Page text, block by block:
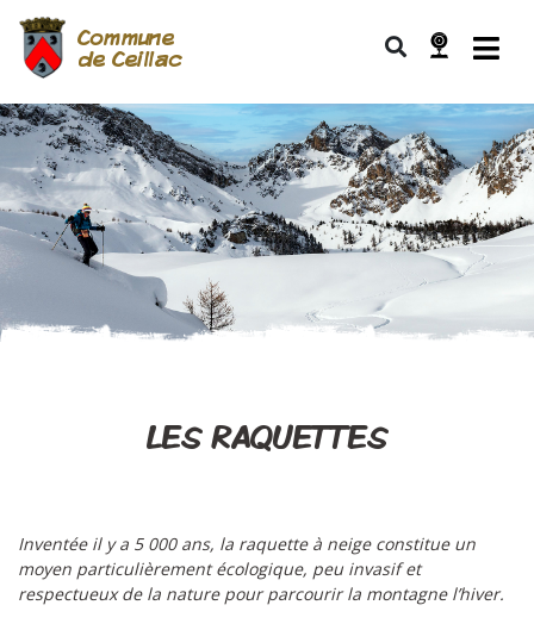
Commune
de Ceillac
LES RAQUETTES
Inventée il y a 5 000 ans, la raquette à neige constitue un
moyen particulièrement écologique, peu invasif et
respectueux de la nature pour parcourir la montagne l’hiver.